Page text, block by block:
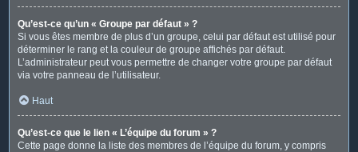
Qu’est-ce qu’un « Groupe par défaut » ?
Si vous êtes membre de plus d’un groupe, celui par défaut est utilisé pour
déterminer le rang et la couleur de groupe affichés par défaut.
L’administrateur peut vous permettre de changer votre groupe par défaut
via votre panneau de l’utilisateur.
Haut
Qu’est-ce que le lien « L’équipe du forum » ?
Cette page donne la liste des membres de l’équipe du forum, y compris